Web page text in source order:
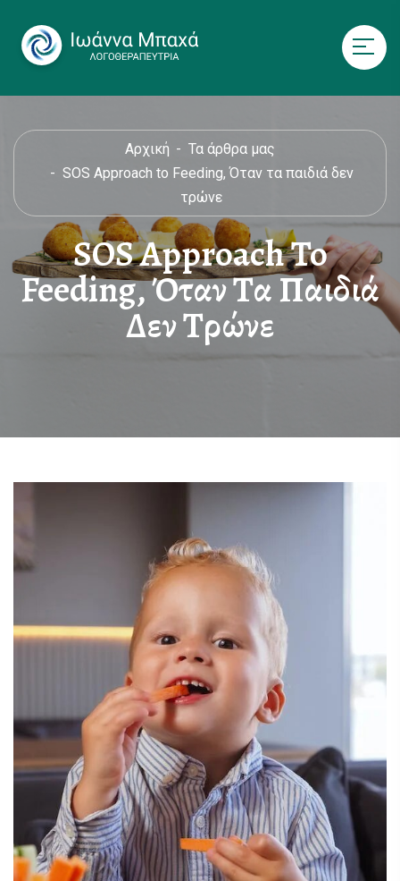
Αρχική
Τα άρθρα μας
SOS Approach to Feeding, Όταν τα παιδιά δεν
τρώνε
SOS Approach To
Feeding, Όταν Τα Παιδιά
Δεν Τρώνε